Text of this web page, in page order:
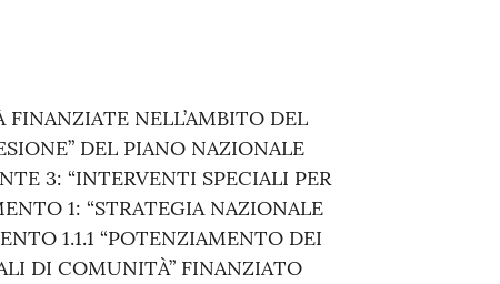
NELL’AMBITO DEL
DEL PIANO NAZIONALE
3: “INTERVENTI SPECIALI PER
1: “STRATEGIA NAZIONALE
1.1.1 “POTENZIAMENTO DEI
DI COMUNITÀ” FINANZIATO